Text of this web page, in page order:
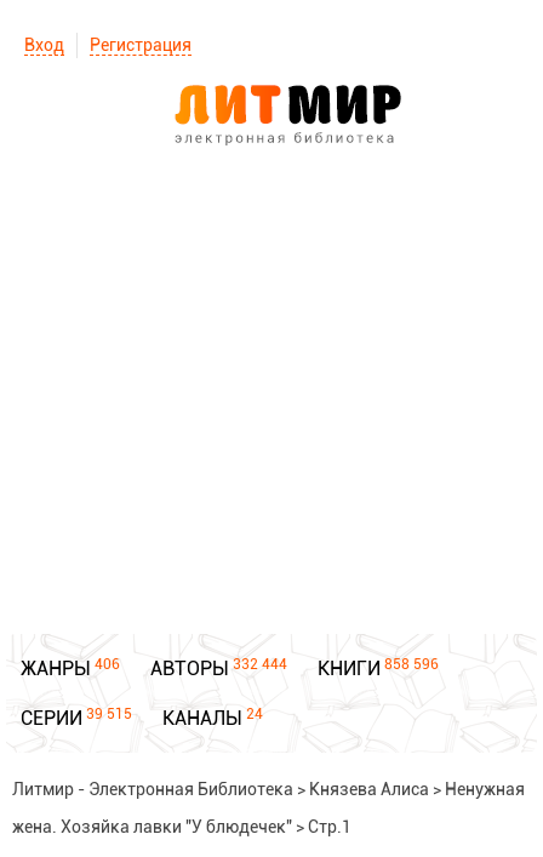
Вход Регистрация
ЖАНРЫ 406 АВТОРЫ 332 444 КНИГИ 858 596
СЕРИИ 39 515 КАНАЛЫ 24
Литмир - Электронная Библиотека > Князева Алиса > Ненужная
жена. Хозяйка лавки "У блюдечек" >Стр.1